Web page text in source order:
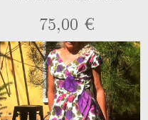
75,00 €